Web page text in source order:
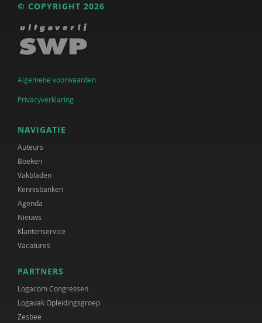
© COPYRIGHT 2026
Algemene voorwaarden
Privacyverklaring
NAVIGATIE
Auteurs
Boeken
Vakbladen
Kennisbanken
Agenda
Nieuws
Klantenservice
Vacatures
PARTNERS
Logacom Congressen
Logavak Opleidingsgroep
Zesbee